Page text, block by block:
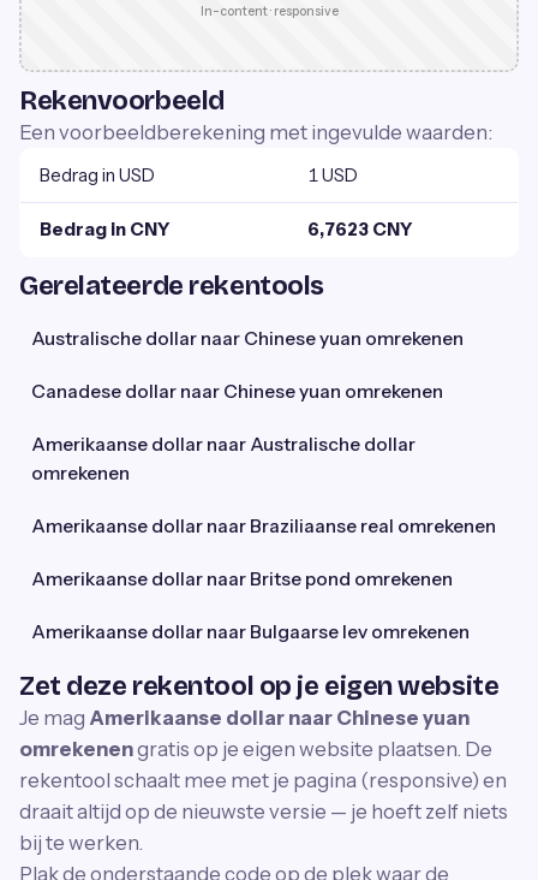
In-content · responsive
Rekenvoorbeeld
Een voorbeeldberekening met ingevulde waarden:
Bedrag in USD 1 USD
Bedrag in CNY 6,7623 CNY
Gerelateerde rekentools
Australische dollar naar Chinese yuan omrekenen
Canadese dollar naar Chinese yuan omrekenen
Amerikaanse dollar naar Australische dollar
omrekenen
Amerikaanse dollar naar Braziliaanse real omrekenen
Amerikaanse dollar naar Britse pond omrekenen
Amerikaanse dollar naar Bulgaarse lev omrekenen
Zet deze rekentool op je eigen website
Je mag Amerikaanse dollar naar Chinese yuan
omrekenengratis op je eigen website plaatsen. De
rekentool schaalt mee met je pagina (responsive) en
draait altijd op de nieuwste versie — je hoeft zelf niets
bij te werken.
Plak de onderstaande code op de plek waar de